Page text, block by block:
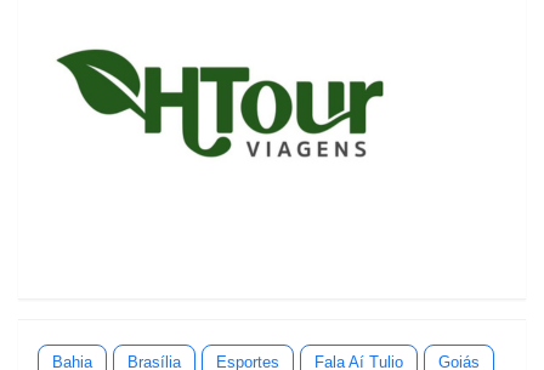
Bahia Brasília Esportes Fala Aí Tulio Goiás